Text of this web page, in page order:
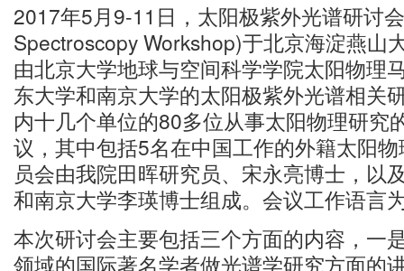
2017年5月9-11日，太阳极紫外光谱研讨
Spectroscopy Workshop)于北京海淀燕山
由北京大学地球与空间科学学院太阳物理
东大学和南京大学的太阳极紫外光谱相关
内十几个单位的80多位从事太阳物理研究
议，其中包括5名在中国工作的外籍太阳
员会由我院田晖研究员、宋永亮博士，以
和南京大学李瑛博士组成。会议工作语言
本次研讨会主要包括三个方面的内容，一
领域的国际著名学者做光谱学研究方面的